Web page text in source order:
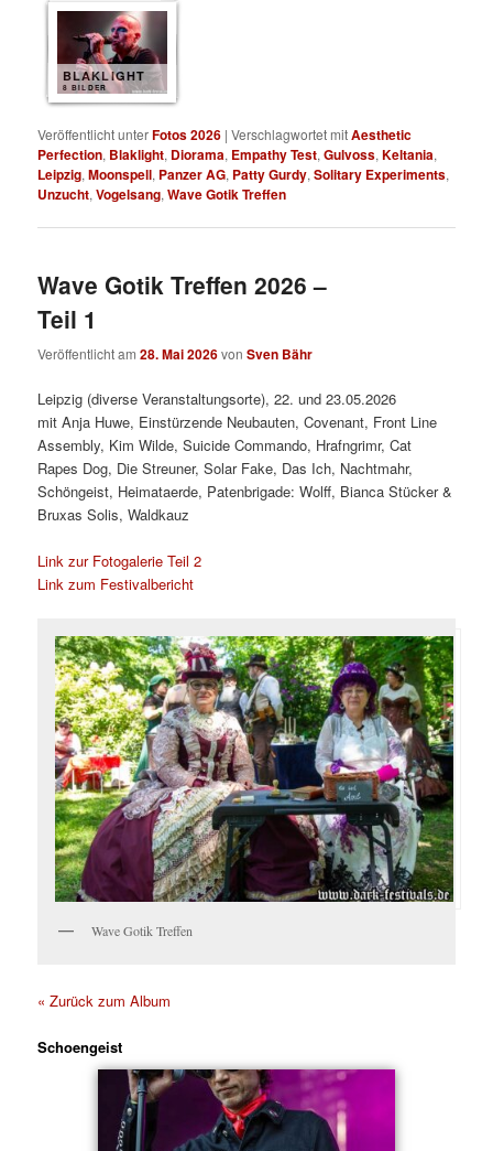
BLAKLIGHT
8 BILDER
Veröffentlicht unterFotos 2026 |Verschlagwortet mitAesthetic
Perfection, Blaklight, Diorama, Empathy Test,Gulvoss,Keltania,
Leipzig,Moonspell, Panzer AG, Patty Gurdy,Solitary Experiments,
Unzucht,Vogelsang,Wave Gotik Treffen
Wave Gotik Treffen 2026 –
Teil 1
Veröffentlicht am28. Mai 2026vonSven Bähr
Leipzig (diverse Veranstaltungsorte), 22. und 23.05.2026
mit Anja Huwe, Einstürzende Neubauten, Covenant, Front Line
Assembly, Kim Wilde, Suicide Commando, Hrafngrimr, Cat
Rapes Dog, Die Streuner, Solar Fake, Das Ich, Nachtmahr,
Schöngeist, Heimataerde, Patenbrigade: Wolff, Bianca Stücker &
Bruxas Solis, Waldkauz
Link zur Fotogalerie Teil 2
Link zum Festivalbericht
Wave Gotik Treffen
« Zurück zum Album
Schoengeist